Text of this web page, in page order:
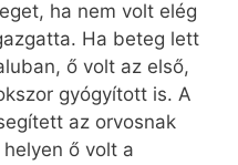
ha nem volt elég
Ha beteg lett
ő volt az első,
gyógyított is. A
az orvosnak
ő volt a